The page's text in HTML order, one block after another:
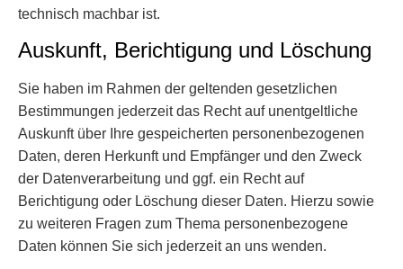
technisch machbar ist.
Auskunft, Berichtigung und Löschung
Sie haben im Rahmen der geltenden gesetzlichen
Bestimmungen jederzeit das Recht auf unentgeltliche
Auskunft über Ihre gespeicherten personenbezogenen
Daten, deren Herkunft und Empfänger und den Zweck
der Datenverarbeitung und ggf. ein Recht auf
Berichtigung oder Löschung dieser Daten. Hierzu sowie
zu weiteren Fragen zum Thema personenbezogene
Daten können Sie sich jederzeit an uns wenden.